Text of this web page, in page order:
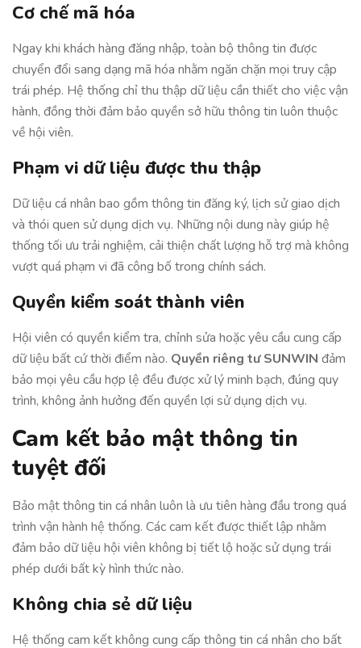
Cơ chế mã hóa
Ngay khi khách hàng đăng nhập, toàn bộ thông tin được
chuyển đổi sang dạng mã hóa nhằm ngăn chặn mọi truy cập
trái phép. Hệ thống chỉ thu thập dữ liệu cần thiết cho việc vận
hành, đồng thời đảm bảo quyền sở hữu thông tin luôn thuộc
về hội viên.
Phạm vi dữ liệu được thu thập
Dữ liệu cá nhân bao gồm thông tin đăng ký, lịch sử giao dịch
và thói quen sử dụng dịch vụ. Những nội dung này giúp hệ
thống tối ưu trải nghiệm, cải thiện chất lượng hỗ trợ mà không
vượt quá phạm vi đã công bố trong chính sách.
Quyền kiểm soát thành viên
Hội viên có quyền kiểm tra, chỉnh sửa hoặc yêu cầu cung cấp
dữ liệu bất cứ thời điểm nào. Quyền riêng tư SUNWIN đảm
bảo mọi yêu cầu hợp lệ đều được xử lý minh bạch, đúng quy
trình, không ảnh hưởng đến quyền lợi sử dụng dịch vụ.
Cam kết bảo mật thông tin
tuyệt đối
Bảo mật thông tin cá nhân luôn là ưu tiên hàng đầu trong quá
trình vận hành hệ thống. Các cam kết được thiết lập nhằm
đảm bảo dữ liệu hội viên không bị tiết lộ hoặc sử dụng trái
phép dưới bất kỳ hình thức nào.
Không chia sẻ dữ liệu
Hệ thống cam kết không cung cấp thông tin cá nhân cho bất